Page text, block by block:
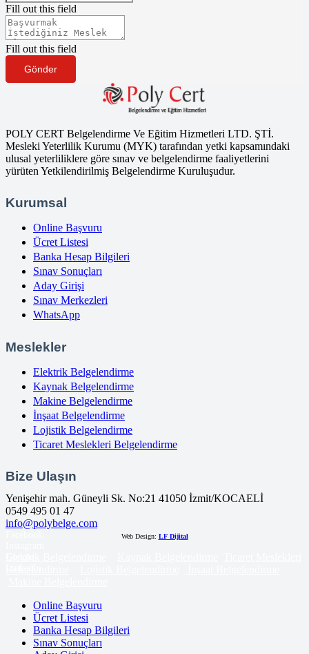
Fill out this field
Fill out this field
Gönder
POLY CERT Belgelendirme Ve Eğitim Hizmetleri LTD. ŞTİ.
Mesleki Yeterlilik Kurumu (MYK) tarafından yetki kapsamındaki
ulusal yeterliliklere göre sınav ve belgelendirme faaliyetlerini
yürüten Yetkilendirilmiş Belgelendirme Kuruluşudur.
Kurumsal
Online Başvuru
Ücret Listesi
Banka Hesap Bilgileri
Sınav Sonuçları
Aday Girişi
Sınav Merkezleri
WhatsApp
Meslekler
Elektrik Belgelendirme
Kaynak Belgelendirme
Makine Belgelendirme
İnşaat Belgelendirme
Lojistik Belgelendirme
Ticaret Meslekleri Belgelendirme
Bize Ulaşın
Yenişehir mah. Güneyli Sk. No:21 41050 İzmit/KOCAELİ
0549 495 01 47
info@polybelge.com
Web Design: LF Dijital
Online Başvuru
Ücret Listesi
Banka Hesap Bilgileri
Sınav Sonuçları